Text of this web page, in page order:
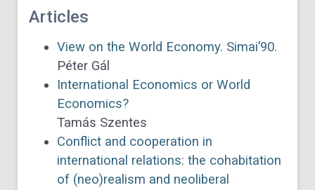
Articles
View on the World Economy. Simai’90.
Péter Gál
International Economics or World
Economics?
Tamás Szentes
Conflict and cooperation in
international relations: the cohabitation
of (neo)realism and neoliberal